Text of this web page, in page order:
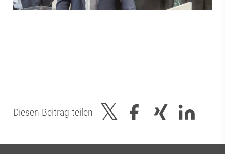
Diesen Beitrag teilen